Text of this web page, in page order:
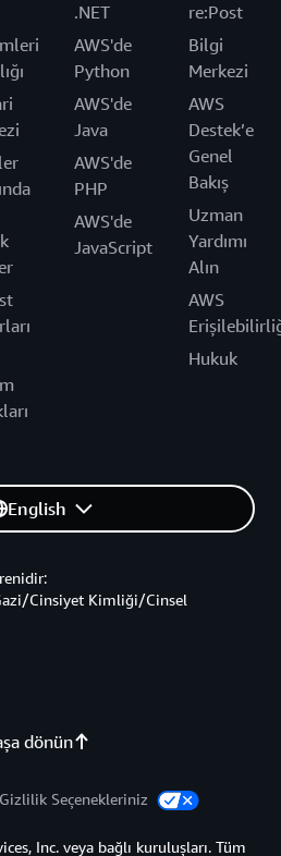
.NET
AWS'de
Python
AWS'de
Java
AWS'de
PHP
AWS'de
JavaScript
re:Post
Bilgi
Merkezi
AWS
Destek’e
Genel
Bakış
Uzman
Yardımı
Alın
AWS
Hukuk
English
dönün
Cinsiyet Kimliği/Cinsel
Gizlilik Seçenekleriniz
Inc. veya bağlı kuruluşları. Tüm